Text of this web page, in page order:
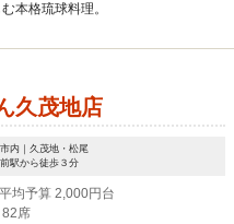
本格琉球料理。
久茂地店
内｜久茂地・松尾
駅から徒歩３分
平均予算 2,000円台
82席